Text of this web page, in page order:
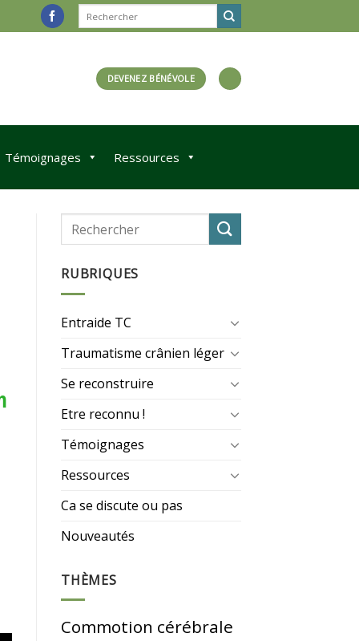
DEVENEZ BÉNÉVOLE
Témoignages Ressources
RUBRIQUES
Entraide TC
Traumatisme crânien léger
Se reconstruire
Etre reconnu !
Témoignages
Ressources
Ca se discute ou pas
Nouveautés
THÈMES
Commotion cérébrale